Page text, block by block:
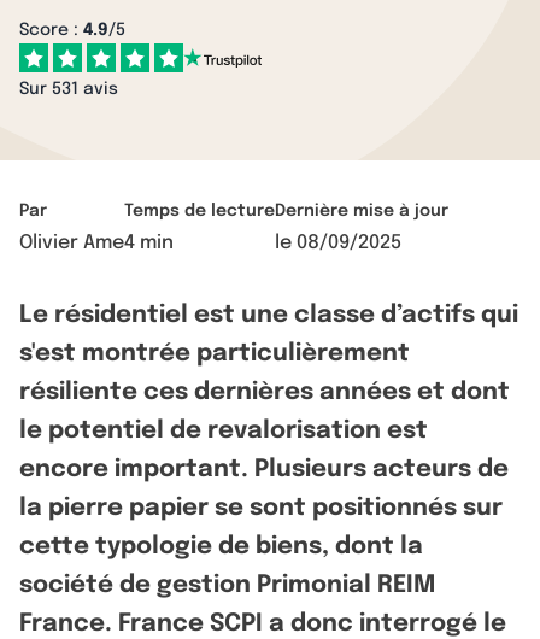
Score : 4.9/5
Sur 531 avis
Par
Olivier Ame
Temps de lecture
4 min
Dernière mise à jour
le 08/09/2025
Le résidentiel est une classe d’actifs qui
s'est montrée particulièrement
résiliente ces dernières années et dont
le potentiel de revalorisation est
encore important. Plusieurs acteurs de
la pierre papier se sont positionnés sur
cette typologie de biens, dont la
société de gestion Primonial REIM
France. France SCPI a donc interrogé le